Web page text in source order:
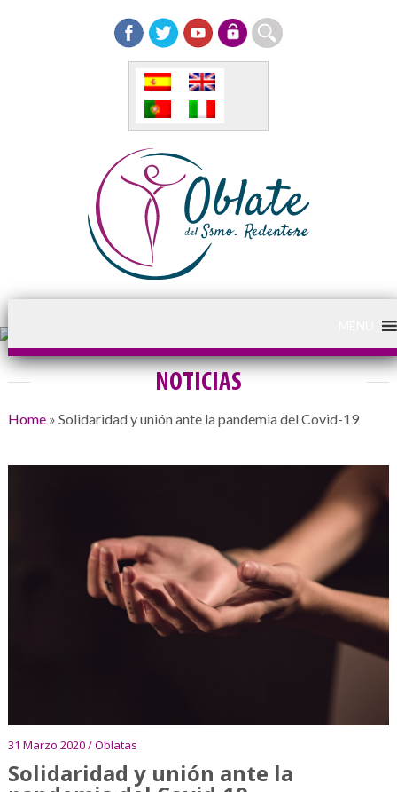
NOTICIAS
Home» Solidaridad y unión ante la pandemia del Covid-19
31 Marzo 2020 / Oblatas
Solidaridad y unión ante la